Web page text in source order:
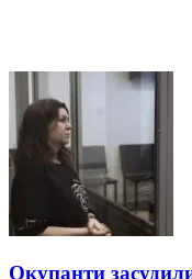
Окупанти